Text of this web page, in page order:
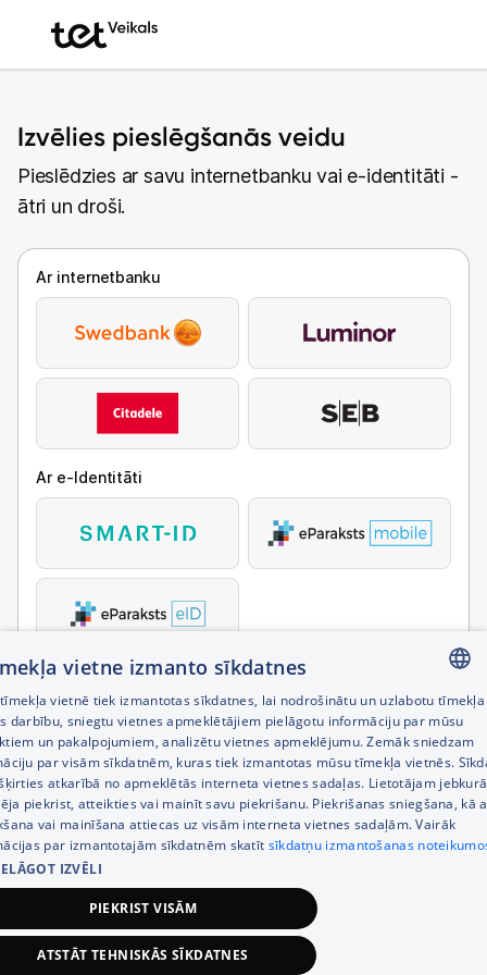
Izvēlies pieslēgšanās veidu
Pieslēdzies ar savu internetbanku vai e-identitāti -
ātri un droši.
Ar internetbanku
Ar e-Identitāti
LATVIAN
RUSSIAN
ENGLISH
vietne izmanto sīkdatnes
vietnē tiek izmantotas sīkdatnes, lai nodrošinātu un uzlabotu tīmekļa
darbību, sniegtu vietnes apmeklētājiem pielāgotu informāciju par mūsu
un pakalpojumiem, analizētu vietnes apmeklējumu. Zemāk sniedzam
par visām sīkdatnēm, kuras tiek izmantotas mūsu tīmekļa vietnēs.
atkarībā no apmeklētās interneta vietnes sadaļas. Lietotājam
piekrist, atteikties vai mainīt savu piekrišanu. Piekrišanas sniegšana, kā
vai mainīšana attiecas uz visām interneta vietnes sadaļām. Vairāk
par izmantotajām sīkdatnēm skatīt sīkdatņu izmantošanas
IZVĒLI
PIEKRIST VISĀM
ATSTĀT TEHNISKĀS SĪKDATNES